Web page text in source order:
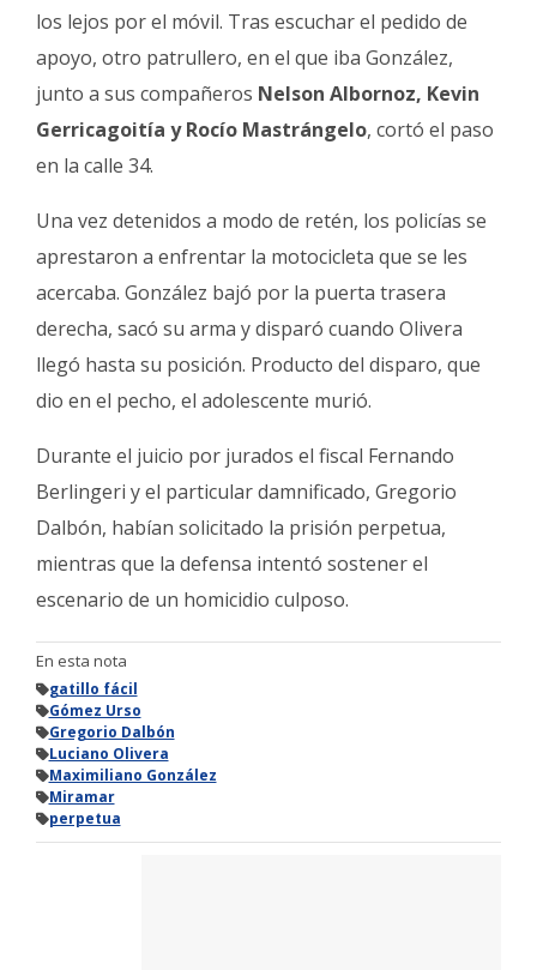
los lejos por el móvil. Tras escuchar el pedido de
apoyo, otro patrullero, en el que iba González,
junto a sus compañeros Nelson Albornoz, Kevin
Gerricagoitía y Rocío Mastrángelo, cortó el paso
en la calle 34.
Una vez detenidos a modo de retén, los policías se
aprestaron a enfrentar la motocicleta que se les
acercaba. González bajó por la puerta trasera
derecha, sacó su arma y disparó cuando Olivera
llegó hasta su posición. Producto del disparo, que
dio en el pecho, el adolescente murió.
Durante el juicio por jurados el fiscal Fernando
Berlingeri y el particular damnificado, Gregorio
Dalbón, habían solicitado la prisión perpetua,
mientras que la defensa intentó sostener el
escenario de un homicidio culposo.
En esta nota
gatillo fácil
Gómez Urso
Gregorio Dalbón
Luciano Olivera
Maximiliano González
Miramar
perpetua